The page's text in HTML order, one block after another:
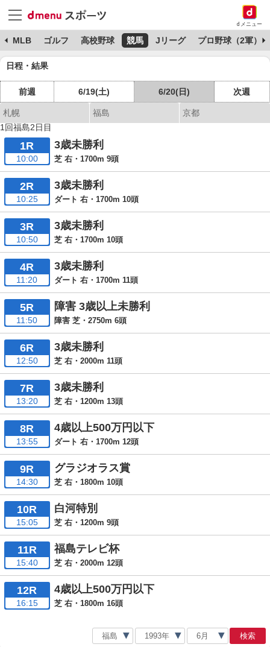
dメニュー
MLB ゴルフ 高校野球 競馬 Jリーグ プロ野球（2軍）
日程・結果
前週 6/19(土) 6/20(日) 次週
札幌 福島
京都
1回福島2日目
1R
10:00
3歳未勝利
芝 右・1700m 9頭
2R
10:25
3歳未勝利
ダート 右・1700m 10頭
3R
10:50
3歳未勝利
芝 右・1700m 10頭
4R
11:20
3歳未勝利
ダート 右・1700m 11頭
5R
11:50
障害 3歳以上未勝利
障害 芝・2750m 6頭
6R
12:50
3歳未勝利
芝 右・2000m 11頭
7R
13:20
3歳未勝利
芝 右・1200m 13頭
8R
13:55
4歳以上500万円以下
ダート 右・1700m 12頭
9R
14:30
グラジオラス賞
芝 右・1800m 10頭
10R
15:05
白河特別
芝 右・1200m 9頭
11R
15:40
福島テレビ杯
芝 右・2000m 12頭
12R
16:15
4歳以上500万円以下
芝 右・1800m 16頭
検索